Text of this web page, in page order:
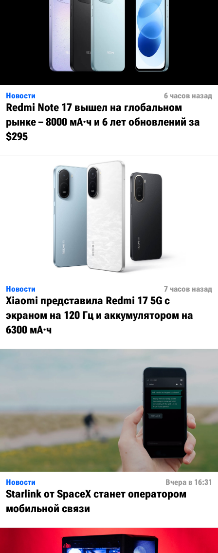
Новости 6 часов назад
Redmi Note 17 вышел на глобальном
рынке – 8000 мА·ч и 6 лет обновлений за
$295
Новости 7 часов назад
Xiaomi представила Redmi 17 5G с
экраном на 120 Гц и аккумулятором на
6300 мА·ч
Новости Вчера в 16:31
Starlink от SpaceX станет оператором
мобильной связи